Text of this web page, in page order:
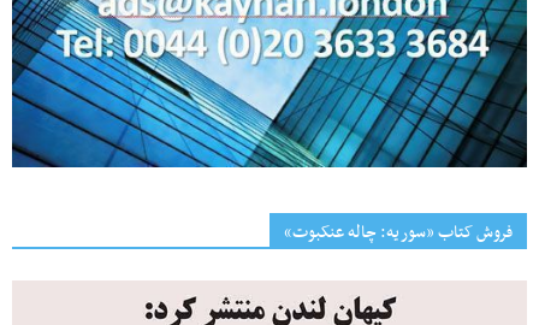
فروش کتاب «سوریه: چاله عنکبوت»